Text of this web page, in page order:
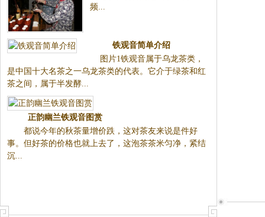
铁观音简单介绍
代表。它介于绿茶和红茶之间，
属于半发酵...
正韵幽兰铁观音图赏
都说今年的秋茶量增价跌，